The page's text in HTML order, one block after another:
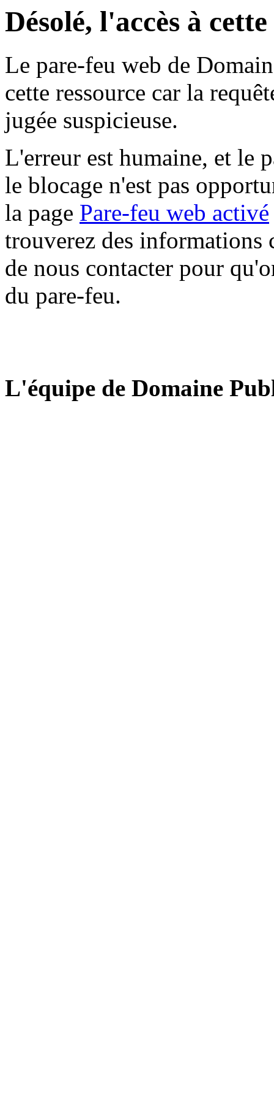
Désolé, l'accès à
Le pare-feu web de
cette ressource car la
jugée suspicieuse.
L'erreur est humaine, et le
le blocage n'est pas
la page Pare-feu web activé
trouverez des informations
de nous contacter pour
du pare-feu.
L'équipe de Domaine